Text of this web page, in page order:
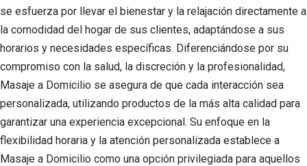
se esfuerza por llevar el bienestar y la relajación directamente a
la comodidad del hogar de sus clientes, adaptándose a sus
horarios y necesidades específicas. Diferenciándose por su
compromiso con la salud, la discreción y la profesionalidad,
Masaje a Domicilio se asegura de que cada interacción sea
personalizada, utilizando productos de la más alta calidad para
garantizar una experiencia excepcional. Su enfoque en la
flexibilidad horaria y la atención personalizada establece a
Masaje a Domicilio como una opción privilegiada para aquellos